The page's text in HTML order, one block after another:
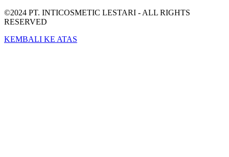
©2024 PT. INTICOSMETIC LESTARI - ALL RIGHTS
RESERVED
KEMBALI KE ATAS